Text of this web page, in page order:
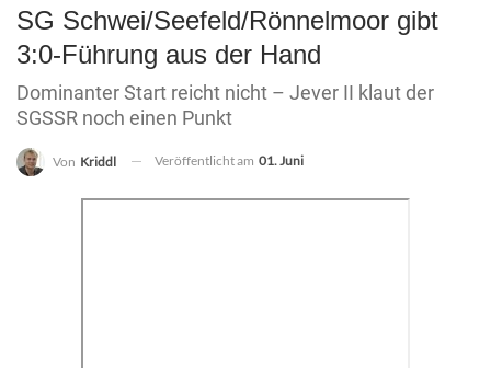
SG Schwei/Seefeld/Rönnelmoor gibt
3:0-Führung aus der Hand
Dominanter Start reicht nicht – Jever II klaut der
SGSSR noch einen Punkt
Von Kriddl Veröffentlicht am 01. Juni